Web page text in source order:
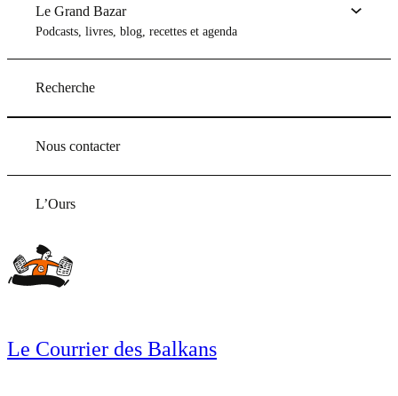
Le Grand Bazar
Podcasts, livres, blog, recettes et agenda
Recherche
Nous contacter
L’Ours
Le Courrier des Balkans